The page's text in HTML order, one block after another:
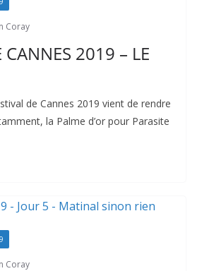
Coray
CANNES 2019 – LE
de Cannes 2019 vient de rendre
la Palme d’or pour Parasite
Coray